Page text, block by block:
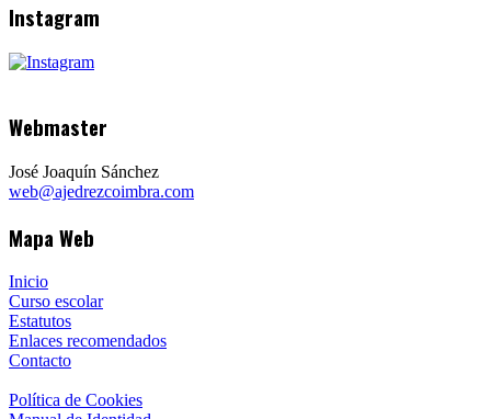
Instagram
Webmaster
José Joaquín Sánchez
web@ajedrezcoimbra.com
Mapa Web
Inicio
Curso escolar
Estatutos
Enlaces recomendados
Contacto
Política de Cookies